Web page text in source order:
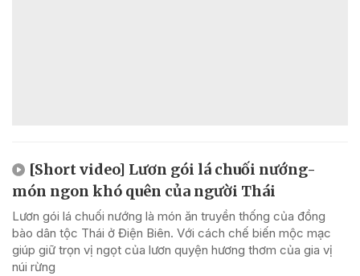
[Short video] Lươn gói lá chuối nướng-
món ngon khó quên của người Thái
Lươn gói lá chuối nướng là món ăn truyền thống của đồng
bào dân tộc Thái ở Điện Biên. Với cách chế biến mộc mạc
giúp giữ trọn vị ngọt của lươn quyện hương thơm của gia vị
núi rừng